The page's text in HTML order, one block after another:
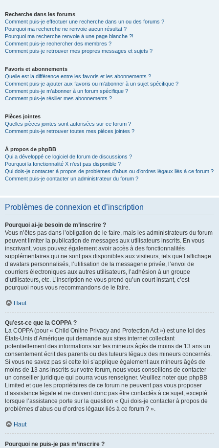
Recherche dans les forums
Comment puis-je effectuer une recherche dans un ou des forums ?
Pourquoi ma recherche ne renvoie aucun résultat ?
Pourquoi ma recherche renvoie à une page blanche ?!
Comment puis-je rechercher des membres ?
Comment puis-je retrouver mes propres messages et sujets ?
Favoris et abonnements
Quelle est la différence entre les favoris et les abonnements ?
Comment puis-je ajouter aux favoris ou m’abonner à un sujet spécifique ?
Comment puis-je m’abonner à un forum spécifique ?
Comment puis-je résilier mes abonnements ?
Pièces jointes
Quelles pièces jointes sont autorisées sur ce forum ?
Comment puis-je retrouver toutes mes pièces jointes ?
À propos de phpBB
Qui a développé ce logiciel de forum de discussions ?
Pourquoi la fonctionnalité X n’est pas disponible ?
Qui dois-je contacter à propos de problèmes d’abus ou d’ordres légaux liés à ce forum ?
Comment puis-je contacter un administrateur du forum ?
Problèmes de connexion et d’inscription
Pourquoi ai-je besoin de m’inscrire ?
Vous n’êtes pas dans l’obligation de le faire, mais les administrateurs du forum
peuvent limiter la publication de messages aux utilisateurs inscrits. En vous
inscrivant, vous pouvez également avoir accès à des fonctionnalités
supplémentaires qui ne sont pas disponibles aux visiteurs, tels que l’affichage
d’avatars personnalisés, l’utilisation de la messagerie privée, l’envoi de
courriers électroniques aux autres utilisateurs, l’adhésion à un groupe
d’utilisateurs, etc. L’inscription ne vous prend qu’un court instant, c’est
pourquoi nous vous recommandons de le faire.
Haut
Qu’est-ce que la COPPA ?
La COPPA (pour « Child Online Privacy and Protection Act ») est une loi des
États-Unis d’Amérique qui demande aux sites internet collectant
potentiellement des informations sur les mineurs âgés de moins de 13 ans un
consentement écrit des parents ou des tuteurs légaux des mineurs concernés.
Si vous ne savez pas si cette loi s’applique également aux mineurs âgés de
moins de 13 ans inscrits sur votre forum, nous vous conseillons de contacter
un conseiller juridique qui pourra vous renseigner. Veuillez noter que phpBB
Limited et que les propriétaires de ce forum ne peuvent pas vous proposer
d’assistance légale et ne doivent donc pas être contactés à ce sujet, excepté
lorsque l’assistance porte sur la question « Qui dois-je contacter à propos de
problèmes d’abus ou d’ordres légaux liés à ce forum ? ».
Haut
Pourquoi ne puis-je pas m’inscrire ?